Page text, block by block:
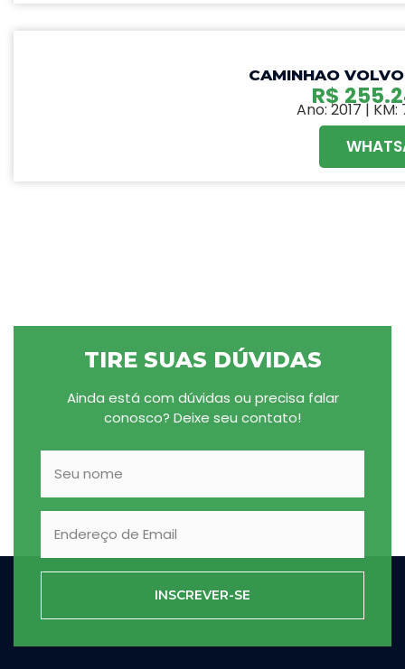
CAMINHAO
R$
Ano: 2017 |
TIRE SUAS DÚVIDAS
Ainda está com dúvidas ou precisa falar
conosco? Deixe seu contato!
INSCREVER-SE